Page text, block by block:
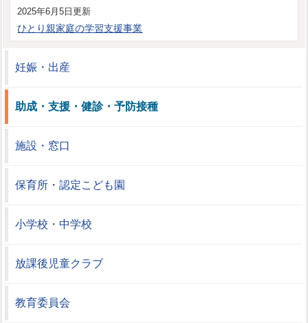
2025年6月5日更新
ひとり親家庭の学習支援事業
妊娠・出産
助成・支援・健診・予防接種
施設・窓口
保育所・認定こども園
小学校・中学校
放課後児童クラブ
教育委員会